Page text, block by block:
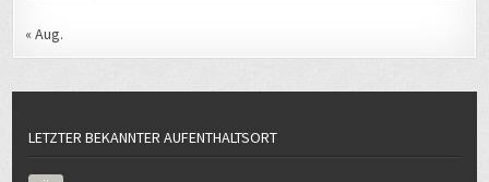
« Aug.
LETZTER BEKANNTER AUFENTHALTSORT